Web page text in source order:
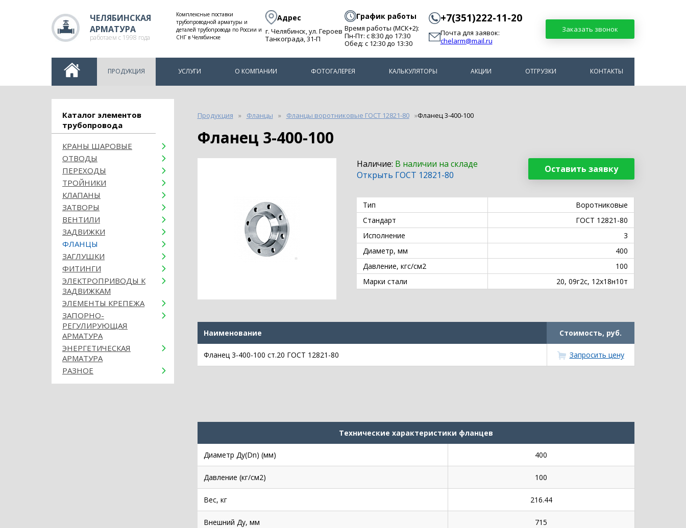
ЧЕЛЯБИНСКАЯ
АРМАТУРА
работаем с 1998 года
Комплексные поставки
трубопроводной арматуры и
деталей трубопровода по России и
СНГ в Челябинске
Адрес
г. Челябинск, ул. Героев
Танкограда, 31-П
График работы
Время работы (МСК+2):
Пн-Пт: с 8:30 до 17:30
Обед: с 12:30 до 13:30
+7(351)222-11-20
Почта для заявок:
chelarm@mail.ru
Заказать звонок
ПРОДУКЦИЯ УСЛУГИ О КОМПАНИИ ФОТОГАЛЕРЕЯ КАЛЬКУЛЯТОРЫ АКЦИИ ОТГРУЗКИ КОНТАКТЫ
Каталог элементов
трубопровода
КРАНЫ ШАРОВЫЕ
ОТВОДЫ
ПЕРЕХОДЫ
ТРОЙНИКИ
КЛАПАНЫ
ЗАТВОРЫ
ВЕНТИЛИ
ЗАДВИЖКИ
ФЛАНЦЫ
ЗАГЛУШКИ
ФИТИНГИ
ЭЛЕКТРОПРИВОДЫ К
ЗАДВИЖКАМ
ЭЛЕМЕНТЫ КРЕПЕЖА
ЗАПОРНО-
РЕГУЛИРУЮЩАЯ
АРМАТУРА
ЭНЕРГЕТИЧЕСКАЯ
АРМАТУРА
РАЗНОЕ
Продукция Фланцы Фланцы воротниковые ГОСТ 12821-80 Фланец 3-400-100
Фланец 3-400-100
Наличие: В наличии на складе Оставить заявку
Открыть ГОСТ 12821-80
Тип
Воротниковые
Стандарт
ГОСТ 12821-80
Исполнение
3
Диаметр, мм
400
Давление, кгс/см2
100
Марки стали
20, 09г2с, 12х18н10т
Наименование Стоимость, руб.
Фланец 3-400-100 ст.20 ГОСТ 12821-80 Запросить цену
Технические характеристики фланцев
Диаметр Ду(Dn) (мм) 400
Давление (кг/см2) 100
Вес, кг 216.44
Внешний Ду, мм 715